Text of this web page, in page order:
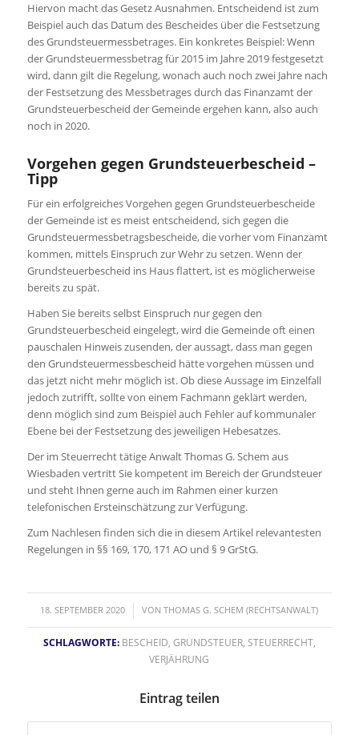
Hiervon macht das Gesetz Ausnahmen. Entscheidend ist zum
Beispiel auch das Datum des Bescheides über die Festsetzung
des Grundsteuermessbetrages. Ein konkretes Beispiel: Wenn
der Grundsteuermessbetrag für 2015 im Jahre 2019 festgesetzt
wird, dann gilt die Regelung, wonach auch noch zwei Jahre nach
der Festsetzung des Messbetrages durch das Finanzamt der
Grundsteuerbescheid der Gemeinde ergehen kann, also auch
noch in 2020.
Vorgehen gegen Grundsteuerbescheid –
Tipp
Für ein erfolgreiches Vorgehen gegen Grundsteuerbescheide
der Gemeinde ist es meist entscheidend, sich gegen die
Grundsteuermessbetragsbescheide, die vorher vom Finanzamt
kommen, mittels Einspruch zur Wehr zu setzen. Wenn der
Grundsteuerbescheid ins Haus flattert, ist es möglicherweise
bereits zu spät.
Haben Sie bereits selbst Einspruch nur gegen den
Grundsteuerbescheid eingelegt, wird die Gemeinde oft einen
pauschalen Hinweis zusenden, der aussagt, dass man gegen
den Grundsteuermessbescheid hätte vorgehen müssen und
das jetzt nicht mehr möglich ist. Ob diese Aussage im Einzelfall
jedoch zutrifft, sollte von einem Fachmann geklärt werden,
denn möglich sind zum Beispiel auch Fehler auf kommunaler
Ebene bei der Festsetzung des jeweiligen Hebesatzes.
Der im Steuerrecht tätige Anwalt Thomas G. Schem aus
Wiesbaden vertritt Sie kompetent im Bereich der Grundsteuer
und steht Ihnen gerne auch im Rahmen einer kurzen
telefonischen Ersteinschätzung zur Verfügung.
Zum Nachlesen finden sich die in diesem Artikel relevantesten
Regelungen in §§ 169, 170, 171 AO und § 9 GrStG.
18. SEPTEMBER 2020
/ VONTHOMAS G. SCHEM (RECHTSANWALT)
SCHLAGWORTE: BESCHEID, GRUNDSTEUER, STEUERRECHT,
VERJÄHRUNG
Eintrag teilen